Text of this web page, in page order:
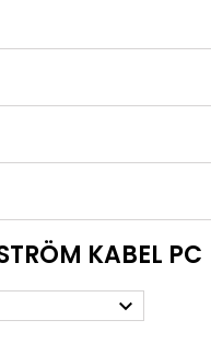
KABEL PC
